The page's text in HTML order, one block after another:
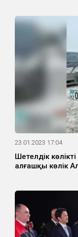
23.01.2023 17:04
Шетелдік
алғашқы көлік